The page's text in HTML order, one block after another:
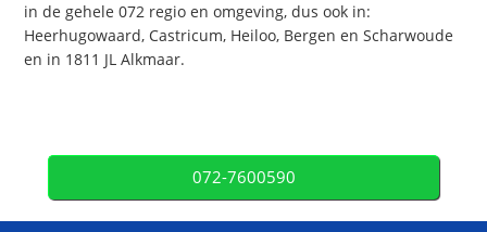
in de gehele 072 regio en omgeving, dus ook in:
Heerhugowaard, Castricum, Heiloo, Bergen en Scharwoude
en in 1811 JL Alkmaar.
072-7600590